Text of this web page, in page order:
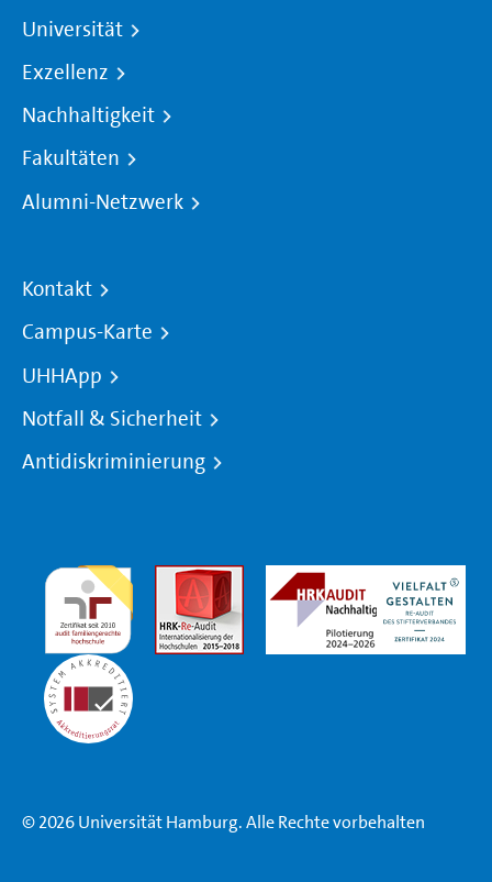
Universität
Exzellenz
Nachhaltigkeit
Fakultäten
Alumni-Netzwerk
Kontakt
Campus-Karte
UHHApp
Notfall & Sicherheit
Antidiskriminierung
© 2026 Universität Hamburg. Alle Rechte vorbehalten